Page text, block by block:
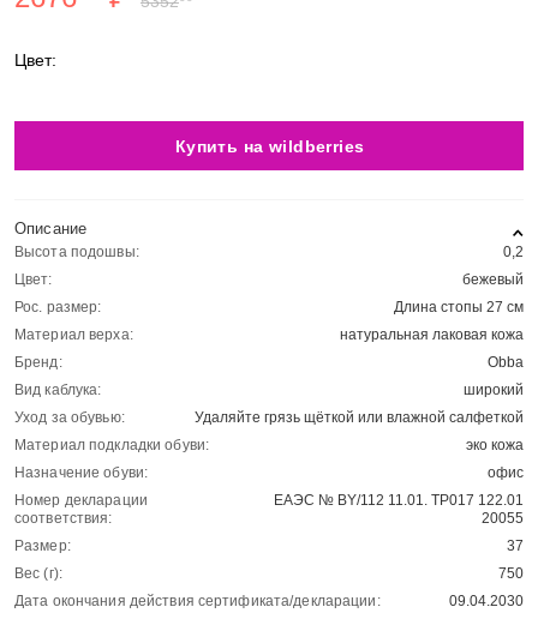
Цвет:
Купить на wildberries
Описание
Высота подошвы:
0,2
Цвет:
бежевый
Рос. размер:
Длина стопы 27 см
Материал верха:
натуральная лаковая кожа
Бренд:
Obba
Вид каблука:
широкий
Уход за обувью:
Удаляйте грязь щёткой или влажной салфеткой
Материал подкладки обуви:
эко кожа
Назначение обуви:
офис
Номер декларации
соответствия:
ЕАЭС № BY/112 11.01. ТР017 122.01
20055
Размер:
37
Вес (г):
750
Дата окончания действия сертификата/декларации:
09.04.2030